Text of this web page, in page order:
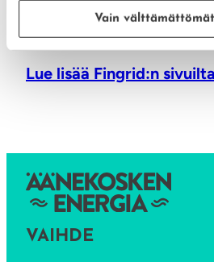
Vain
on mahdollista ladata
Androidille ja myös
Lue lisää Fingrid:n sivuilta
VAIHDE